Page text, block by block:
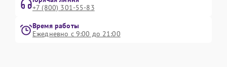
+7 (800) 301-55-83
Время работы
Ежедневно с 9:00 до 21:00